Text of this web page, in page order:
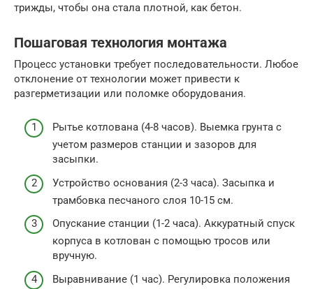
трижды, чтобы она стала плотной, как бетон.
Пошаговая технология монтажа
Процесс установки требует последовательности. Любое
отклонение от технологии может привести к
разгерметизации или поломке оборудования.
Рытье котлована (4-8 часов). Выемка грунта с
учетом размеров станции и зазоров для
засыпки.
Устройство основания (2-3 часа). Засыпка и
трамбовка песчаного слоя 10-15 см.
Опускание станции (1-2 часа). Аккуратный спуск
корпуса в котлован с помощью тросов или
вручную.
Выравнивание (1 час). Регулировка положения